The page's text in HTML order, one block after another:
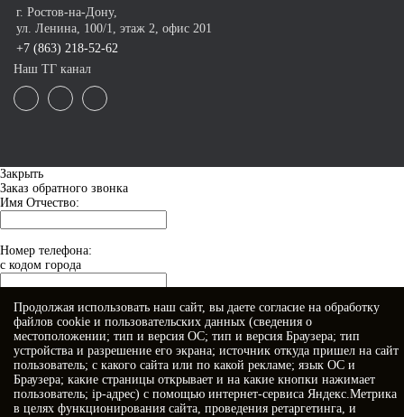
г. Ростов-на-Дону,
ул. Ленина, 100/1, этаж 2, офис 201
+7 (863) 218-52-62
Наш ТГ канал
Закрыть
Заказ обратного звонка
Имя Отчество:
Номер телефона:
с кодом города
Когда позвонить?
Продолжая использовать наш сайт, вы даете согласие на обработку
файлов cookie и пользовательских данных (сведения о
местоположении; тип и версия ОС; тип и версия Браузера; тип
устройства и разрешение его экрана; источник откуда пришел на сайт
пользователь; с какого сайта или по какой рекламе; язык ОС и
Браузера; какие страницы открывает и на какие кнопки нажимает
пользователь; ip-адрес) с помощью интернет-сервиса Яндекс.Метрика
в целях функционирования сайта, проведения ретаргетинга, и